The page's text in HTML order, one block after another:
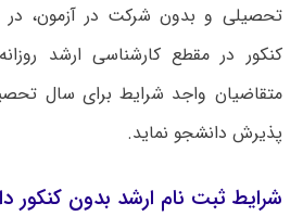
تحصیلی و بدون شرکت در آزمون، در
کنکور در مقطع کارشناسی ارشد
پذیرش دانشجو نماید.
شرایط ثبت نام ارشد بدون کنکور